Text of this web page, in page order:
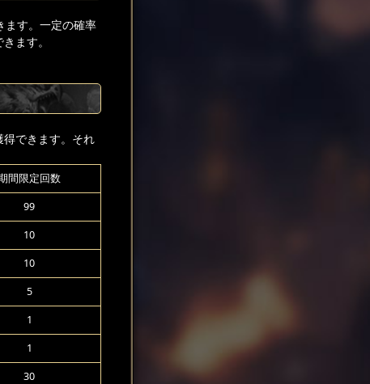
ます。一定の確率
ます。
できます。それ
間限定回数
99
10
10
5
1
1
30